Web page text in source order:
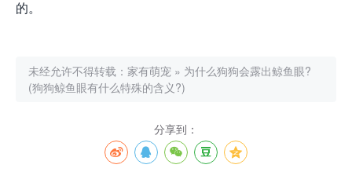
的。
未经允许不得转载： 家有萌宠 » 为什么狗狗会露出鲸鱼眼?
(狗狗鲸鱼眼有什么特殊的含义?)
分享到：